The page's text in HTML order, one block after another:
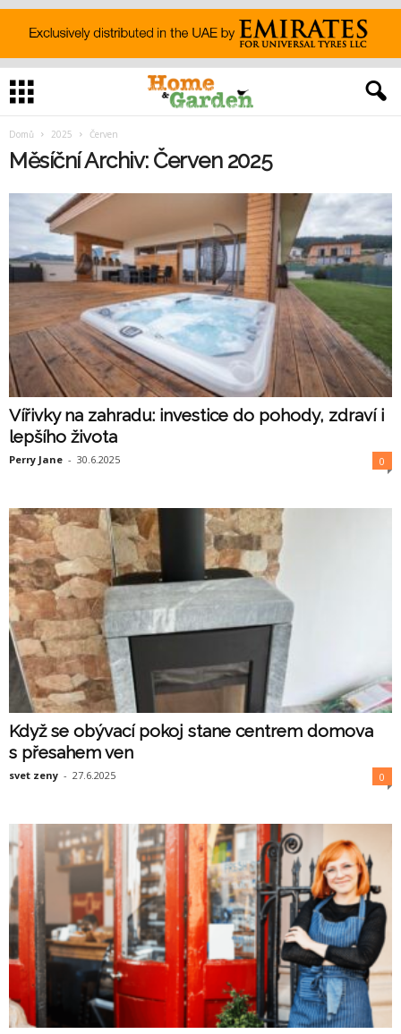
Domů 2025 Červen
Měsíční Archiv: Červen 2025
Vířivky na zahradu: investice do pohody, zdraví i
lepšího života
Perry Jane - 30.6.2025 0
Když se obývací pokoj stane centrem domova
s přesahem ven
svet zeny - 27.6.2025 0